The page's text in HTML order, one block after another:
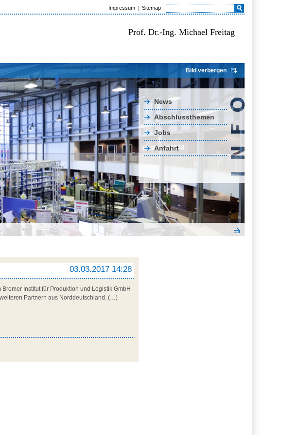
Impressum Sitemap
Prof. Dr.-Ing. Michael Freitag
Bild verbergen
News
Abschlussthemen
Jobs
Anfahrt
03.03.2017 14:28
Institut für Produktion und Logistik GmbH
Partnern aus Norddeutschland. (…)